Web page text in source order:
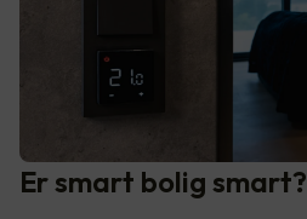
Er smart bolig smart?